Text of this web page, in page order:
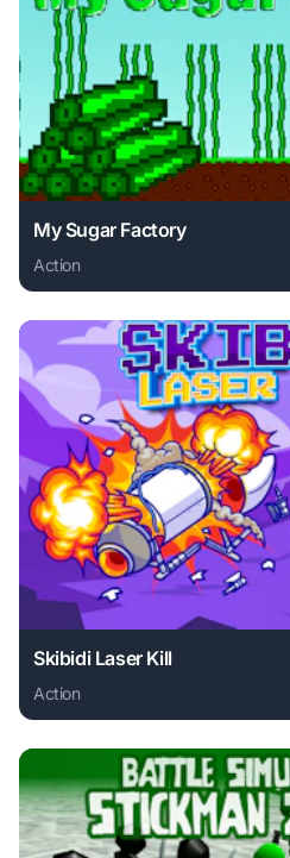
My Sugar Factory
Action
Play My Sugar Factory
Skibidi Laser Kill
Action
Play Skibidi Laser Kill online